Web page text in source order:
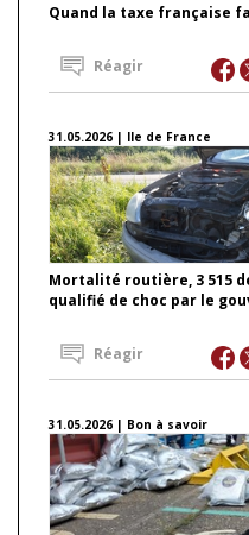
Quand la taxe française
Réagir
31.05.2026 | Ile de France
Mortalité routière, 3 515
qualifié de choc par le
Réagir
31.05.2026 | Bon à savoir